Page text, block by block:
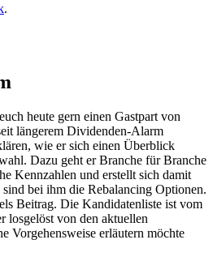
.
heute gern einen Gastpart von
längerem Dividenden-Alarm
wie er sich einen Überblick
Dazu geht er Branche für Branche
Kennzahlen und erstellt sich damit
bei ihm die Rebalancing Optionen.
Beitrag. Die Kandidatenliste ist vom
losgelöst von den aktuellen
Vorgehensweise erläutern möchte